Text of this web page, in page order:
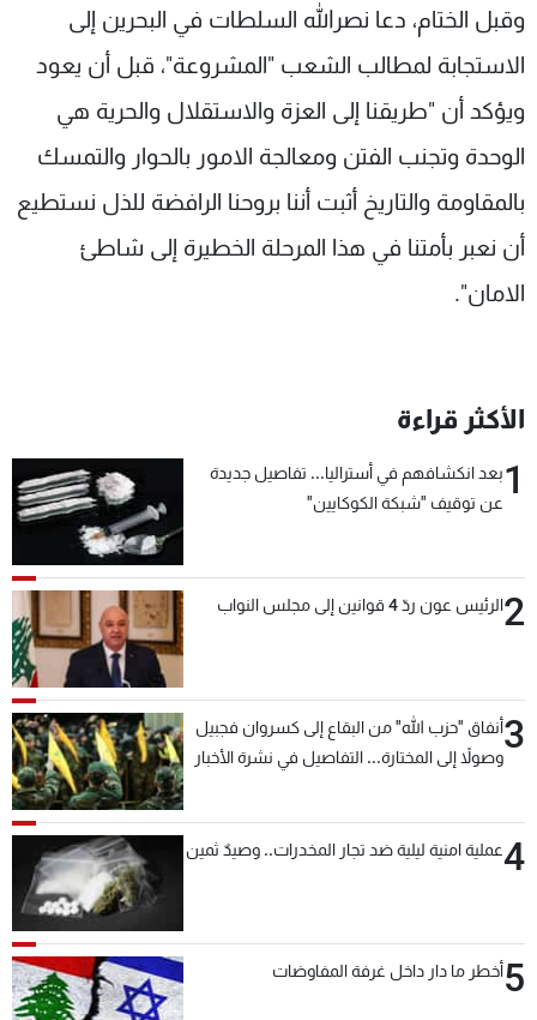
وقبل الختام، دعا نصرالله السلطات في البحرين إلى
الاستجابة لمطالب الشعب "المشروعة"، قبل أن يعود
ويؤكد أن "طريقنا إلى العزة والاستقلال والحرية هي
الوحدة وتجنب الفتن ومعالجة الامور بالحوار والتمسك
بالمقاومة والتاريخ أثبت أننا بروحنا الرافضة للذل نستطيع
أن نعبر بأمتنا في هذا المرحلة الخطيرة إلى شاطئ
الامان".
الأكثر قراءة
1بعد انكشافهم في أستراليا... تفاصيل جديدة
عن توقيف "شبكة الكوكايين"
2الرئيس عون ردّ 4 قوانين إلى مجلس النواب
3أنفاق "حزب الله" من البقاع إلى كسروان فجبيل
وصولاً إلى المختارة... التفاصيل في نشرة الأخبار
4عملية امنية ليلية ضد تجار المخدرات.. وصيدٌ ثمين
5أخطر ما دار داخل غرفة المفاوضات